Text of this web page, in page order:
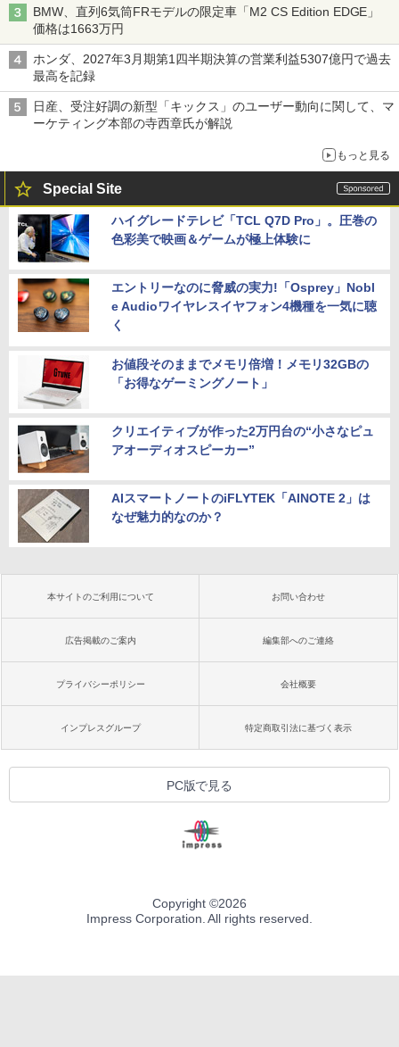
BMW、直列6気筒FRモデルの限定車「M2 CS Edition EDGE」
価格は1663万円
ホンダ、2027年3月期第1四半期決算の営業利益5307億円で過去
最高を記録
日産、受注好調の新型「キックス」のユーザー動向に関して、マ
ーケティング本部の寺西章氏が解説
もっと見る
Special Site
ハイグレードテレビ「TCL Q7D Pro」。圧巻の
色彩美で映画＆ゲームが極上体験に
エントリーなのに脅威の実力!「Osprey」Nobl
e Audioワイヤレスイヤフォン4機種を一気に聴
く
お値段そのままでメモリ倍増！メモリ32GBの
「お得なゲーミングノート」
クリエイティブが作った2万円台の“小さなピュ
アオーディオスピーカー”
AIスマートノートのiFLYTEK「AINOTE 2」は
なぜ魅力的なのか？
本サイトのご利用について お問い合わせ
広告掲載のご案内 編集部へのご連絡
プライバシーポリシー 会社概要
インプレスグループ 特定商取引法に基づく表示
PC版で見る
Copyright ©2026
Impress Corporation. All rights reserved.